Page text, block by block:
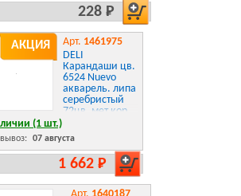
228 Р
АКЦИЯ Арт. 1461975
DELI
Карандаши цв.
6524 Nuevo
акварель. липа
серебристый
72цв. мет.кор.
(1 шт.)
07 августа
1 662 Р